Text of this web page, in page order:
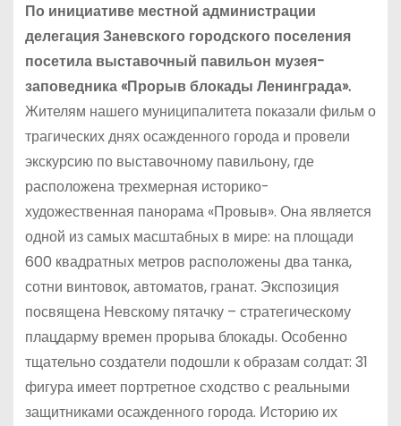
По инициативе местной администрации
делегация Заневского городского поселения
посетила выставочный павильон музея-
заповедника «Прорыв блокады Ленинграда».
Жителям нашего муниципалитета показали фильм о
трагических днях осажденного города и провели
экскурсию по выставочному павильону, где
расположена трехмерная историко-
художественная панорама «Провыв». Она является
одной из самых масштабных в мире: на площади
600 квадратных метров расположены два танка,
сотни винтовок, автоматов, гранат. Экспозиция
посвящена Невскому пятачку – стратегическому
плацдарму времен прорыва блокады. Особенно
тщательно создатели подошли к образам солдат: 31
фигура имеет портретное сходство с реальными
защитниками осажденного города. Историю их